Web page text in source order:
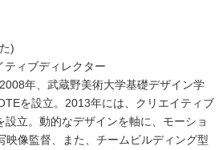
)
ィブディレクター
年、武蔵野美術大学基礎デザイン学
を設立。2013年には、クリエイティブ
設立。動的なデザインを軸に、モーショ
映像監督、また、チームビルディング型